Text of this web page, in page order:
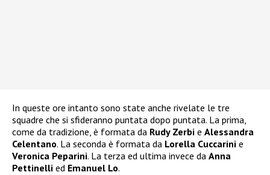
In queste ore intanto sono state anche rivelate le tre
squadre che si sfideranno puntata dopo puntata. La prima,
come da tradizione, è formata da Rudy Zerbi e Alessandra
Celentano. La seconda è formata da Lorella Cuccarini e
Veronica Peparini. La terza ed ultima invece da Anna
Pettinelli ed Emanuel Lo.